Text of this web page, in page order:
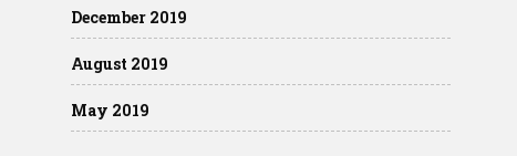
December 2019
August 2019
May 2019